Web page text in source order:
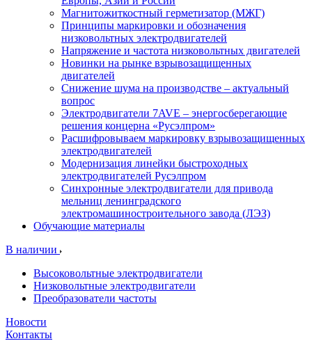
Магнитожиткостный герметизатор (МЖГ)
Принципы маркировки и обозначения
низковольтных электродвигателей
Напряжение и частота низковольтных двигателей
Новинки на рынке взрывозащищенных
двигателей
Снижение шума на производстве – актуальный
вопрос
Электродвигатели 7AVE – энергосберегающие
решения концерна «Русэлпром»
Расшифровываем маркировку взрывозащищенных
электродвигателей
Модернизация линейки быстроходных
электродвигателей Русэлпром
Синхронные электродвигатели для привода
мельниц ленинградского
электромашиностроительного завода (ЛЭЗ)
Обучающие материалы
В наличии
Высоковольтные электродвигатели
Низковольтные электродвигатели
Преобразователи частоты
Новости
Контакты